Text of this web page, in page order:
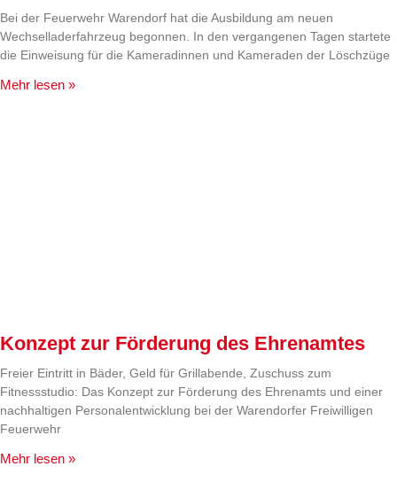
Bei der Feuerwehr Warendorf hat die Ausbildung am neuen
Wechselladerfahrzeug begonnen. In den vergangenen Tagen startete
die Einweisung für die Kameradinnen und Kameraden der Löschzüge
Mehr lesen »
Konzept zur Förderung des Ehrenamtes
Freier Eintritt in Bäder, Geld für Grillabende, Zuschuss zum
Fitnessstudio: Das Konzept zur Förderung des Ehrenamts und einer
nachhaltigen Personalentwicklung bei der Warendorfer Freiwilligen
Feuerwehr
Mehr lesen »